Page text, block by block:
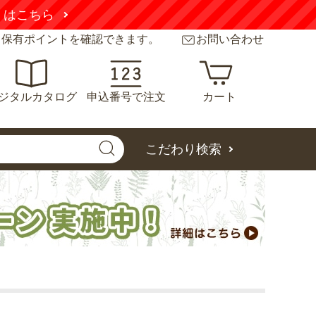
はこちら
有ポイントを確認できます。 お問い合わせ
タルカタログ 申込番号で注文 カート
こだわり検索